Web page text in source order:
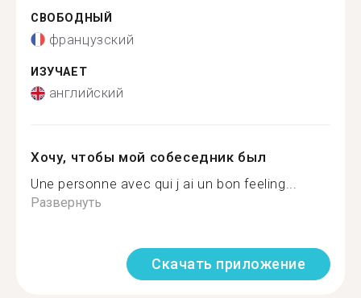
СВОБОДНЫЙ
французский
ИЗУЧАЕТ
английский
Хочу, чтобы мой собеседник был
Une personne avec qui j ai un bon feeling...
Развернуть
Скачать приложение